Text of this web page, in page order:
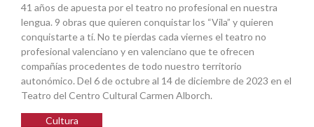
41 años de apuesta por el teatro no profesional en nuestra
lengua. 9 obras que quieren conquistar los “Vila” y quieren
conquistarte a tí. No te pierdas cada viernes el teatro no
profesional valenciano y en valenciano que te ofrecen
compañías procedentes de todo nuestro territorio
autonómico. Del 6 de octubre al 14 de diciembre de 2023 en el
Teatro del Centro Cultural Carmen Alborch.
Cultura